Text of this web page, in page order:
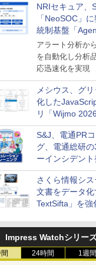
ービスを提供開
NRIセキュア、
「NeoSOC」
統制基盤「
導入
アラート分析か
を自動化し分析
応迅速化を実現
メシウス、グ
化した
リ「Wijmo
S&J、電通PR
グ、電通総研
ーインシデント
と危機管理広
練するプログ
さくら情報シ
文書をデータ化
TextSifta」を
Impress Watchシリー
24時間 1週間